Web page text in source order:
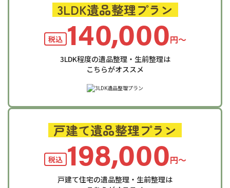
3LDK遺品整理プラン
税込 140,000円〜
3LDK程度の遺品整理・生前整理は
こちらがオススメ
戸建て遺品整理プラン
税込 198,000円〜
戸建て住宅の遺品整理・生前整理は